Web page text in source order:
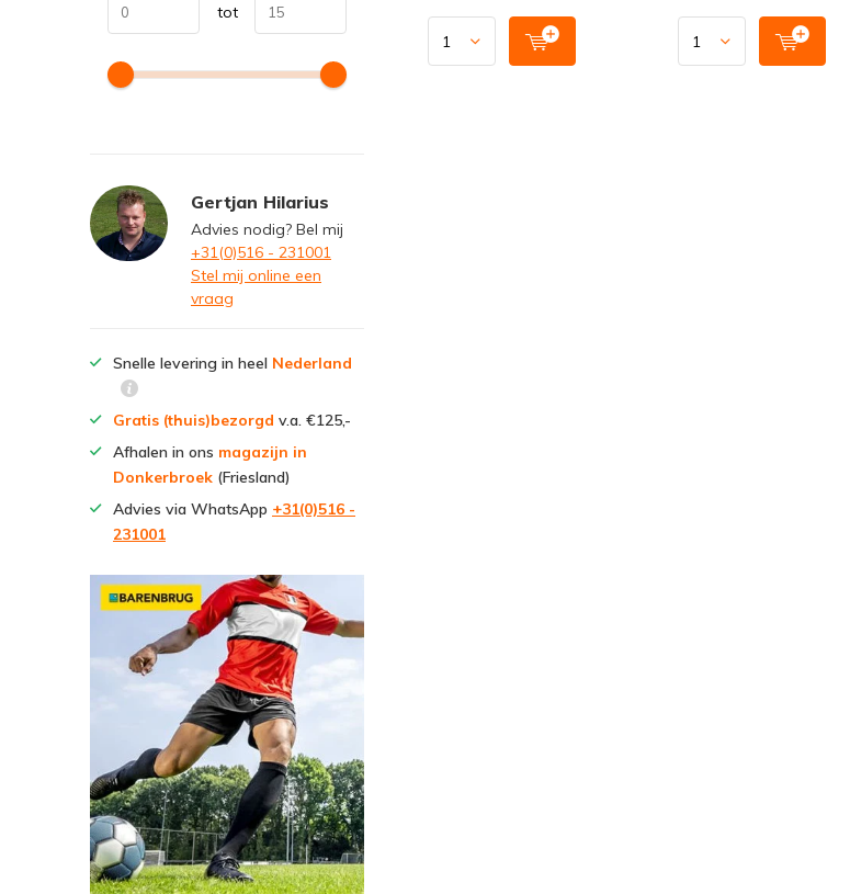
tot
Gertjan Hilarius
Advies nodig? Bel mij
+31(0)516 - 231001
Stel mij online een
vraag
Snelle levering in heel Nederland
Gratis (thuis)bezorgd v.a. €125,-
Afhalen in ons magazijn in
Donkerbroek (Friesland)
Advies via WhatsApp +31(0)516 -
231001